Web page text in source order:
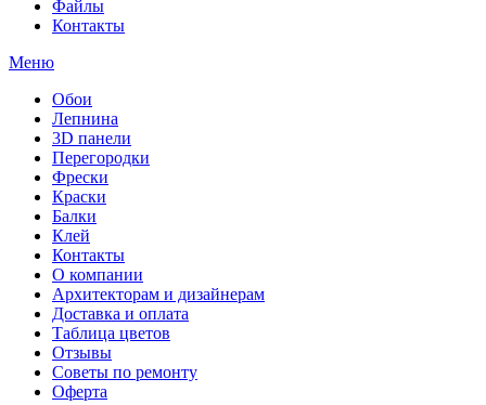
Файлы
Контакты
Меню
Обои
Лепнина
3D панели
Перегородки
Фрески
Краски
Балки
Клей
Контакты
О компании
Архитекторам и дизайнерам
Доставка и оплата
Таблица цветов
Отзывы
Советы по ремонту
Оферта